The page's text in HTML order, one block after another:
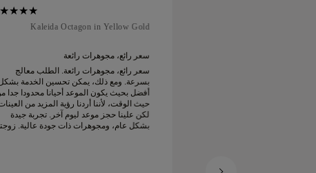
Kaleida Octagon in Yellow Gold
سعر رائع، مجوهرات رائعة
سعر رائع، مجوهرات رائعة. الطلب معالج
بسرعة. ومع ذلك، يمكن تحسين الخدمة
أفضل بحيث يكون الموعد أحيانا محدودا جدا
حيث الوقت، لأننا أردنا رؤية المزيد من
لكن علينا حجز موعد ليوم آخر. تجربة جيدة
بشكل عام، ومجوهرات ذات جودة عالية.